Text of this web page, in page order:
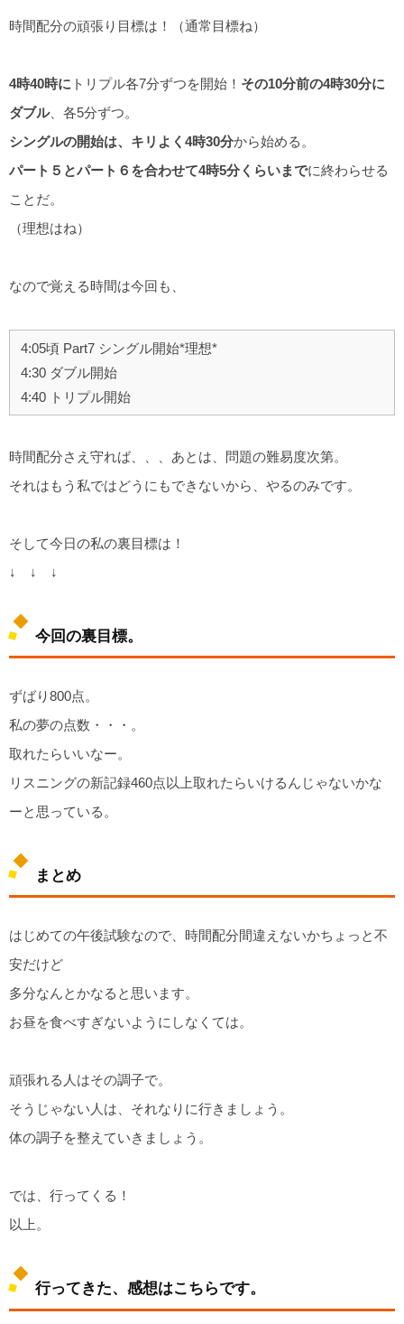
時間配分の頑張り目標は！（通常目標ね）
4時40時に トリプル各7分ずつを開始！ その10分前の4時30分に
ダブル、各5分ずつ。
シングルの開始は、キリよく4時30分から始める。
パート５とパート６を合わせて4時5分くらいまでに終わらせる
ことだ。
（理想はね）
なので覚える時間は今回も、
4:05頃 Part7 シングル開始*理想*
4:30 ダブル開始
4:40 トリプル開始
時間配分さえ守れば、、、あとは、問題の難易度次第。
それはもう私ではどうにもできないから、やるのみです。
そして今日の私の裏目標は！
↓ ↓ ↓
今回の裏目標。
ずばり800点。
私の夢の点数・・・。
取れたらいいなー。
リスニングの新記録460点以上取れたらいけるんじゃないかな
ーと思っている。
まとめ
はじめての午後試験なので、時間配分間違えないかちょっと不
安だけど
多分なんとかなると思います。
お昼を食べすぎないようにしなくては。
頑張れる人はその調子で。
そうじゃない人は、それなりに行きましょう。
体の調子を整えていきましょう。
では、行ってくる！
以上。
行ってきた、感想はこちらです。